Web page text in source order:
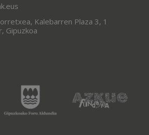
Kalebarren Plaza 3, 1
Gipuzkoa